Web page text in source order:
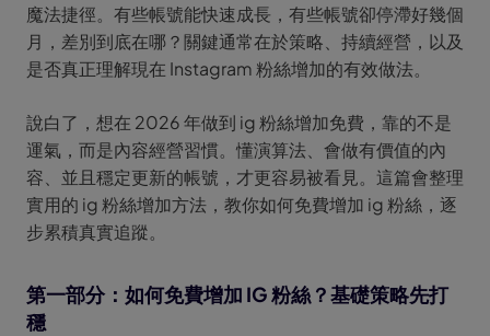
魔法捷徑。有些帳號能快速成長，有些帳號卻停滯好幾個
月，差別到底在哪？關鍵通常在於策略、持續經營，以及
是否真正理解現在 Instagram 粉絲增加的有效做法。
說白了，想在 2026 年做到 ig 粉絲增加免費，靠的不是
運氣，而是內容經營習慣。懂演算法、會做有價值的內
容、並且穩定更新的帳號，才更容易被看見。這篇會整理
實用的 ig 粉絲增加方法，教你如何免費增加 ig 粉絲，逐
步累積真實追蹤。
第一部分：如何免費增加 IG 粉絲？基礎策略先打
穩